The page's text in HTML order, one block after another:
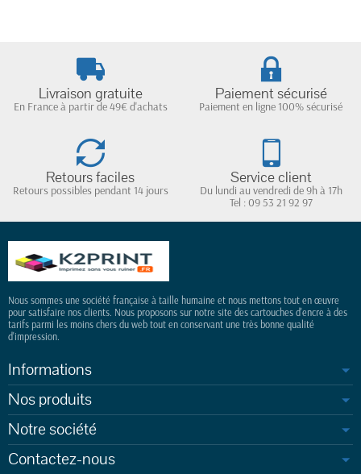
Livraison gratuite
En France à partir de 49€ d'achats
Paiement sécurisé
Paiement en ligne 100% sécurisé
Retours faciles
Retours possibles pendant 14 jours
Service client
Du lundi au vendredi de 9h à 17h
Tel : 09 53 21 92 97
Nous sommes une société française à taille humaine et nous mettons tout en œuvre
pour satisfaire nos clients. Nous proposons sur notre site des cartouches d'encre à des
tarifs parmi les moins chers du web tout en conservant une très bonne qualité
d'impression.
Informations
Nos produits
Notre société
Contactez-nous